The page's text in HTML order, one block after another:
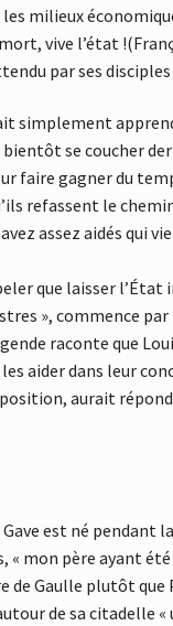
milieux
vive l’état
par ses
simplement
bientôt se coucher
faire gagner du
refassent le
assez aidés qui
que laisser
», commence par
raconte que
aider dans leur
aurait
est né pendant
mon père ayant été
de Gaulle plutôt
de sa citadelle